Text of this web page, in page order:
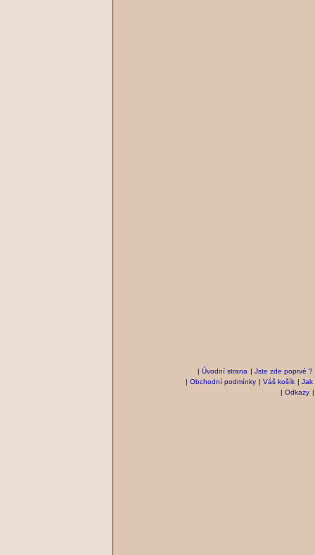
| Úvodní strana | Jste zde poprvé ?
| Obchodní podmínky | Váš košík | Jak
| Odkazy